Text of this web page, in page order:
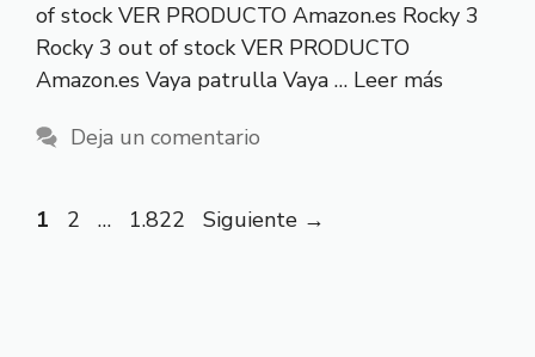
of stock VER PRODUCTO Amazon.es Rocky 3
Rocky 3 out of stock VER PRODUCTO
Amazon.es Vaya patrulla Vaya … Leer más
Deja un comentario
Página
1 Página
2 … Página
1.822 Siguiente →